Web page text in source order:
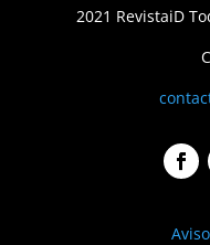
2021 RevistaiD